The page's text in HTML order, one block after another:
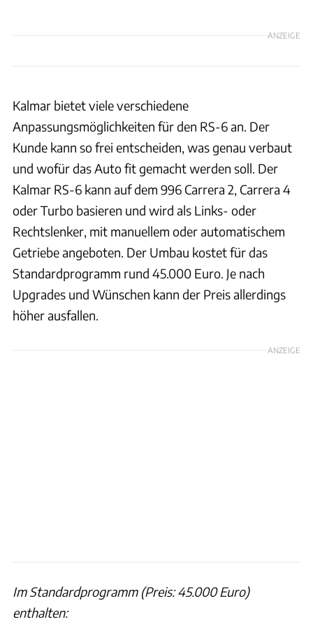
ANZEIGE
Kalmar bietet viele verschiedene
Anpassungsmöglichkeiten für den RS-6 an. Der
Kunde kann so frei entscheiden, was genau verbaut
und wofür das Auto fit gemacht werden soll. Der
Kalmar RS-6 kann auf dem 996 Carrera 2, Carrera 4
oder Turbo basieren und wird als Links- oder
Rechtslenker, mit manuellem oder automatischem
Getriebe angeboten. Der Umbau kostet für das
Standardprogramm rund 45.000 Euro. Je nach
Upgrades und Wünschen kann der Preis allerdings
höher ausfallen.
ANZEIGE
Im Standardprogramm (Preis: 45.000 Euro)
enthalten: